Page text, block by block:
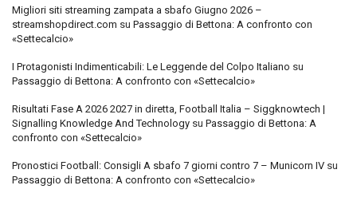
Migliori siti streaming zampata a sbafo Giugno 2026 –
streamshopdirect.com su Passaggio di Bettona: A confronto con
«Settecalcio»
I Protagonisti Indimenticabili: Le Leggende del Colpo Italiano su
Passaggio di Bettona: A confronto con «Settecalcio»
Risultati Fase A 2026 2027 in diretta, Football Italia – Siggknowtech |
Signalling Knowledge And Technology su Passaggio di Bettona: A
confronto con «Settecalcio»
Pronostici Football: Consigli A sbafo 7 giorni contro 7 – Municorn IV su
Passaggio di Bettona: A confronto con «Settecalcio»